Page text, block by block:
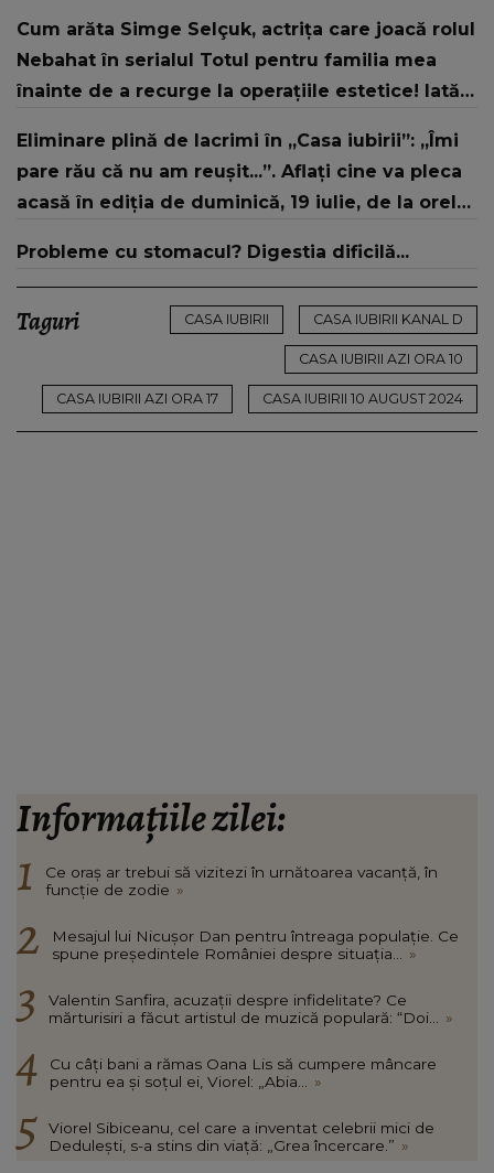
strategic de..."
Cum arăta Simge Selçuk, actrița care joacă rolul
Nebahat în serialul Totul pentru familia mea
înainte de a recurge la operațiile estetice! Iată
„Tinerețe rebelă”
Eliminare plină de lacrimi în „Casa iubirii”: „Îmi
pare rău că nu am reușit...”. Aflați cine va pleca
acasă în ediția de duminică, 19 iulie, de la orele
Probleme cu stomacul? Digestia dificilă...
Taguri CASA IUBIRII CASA IUBIRII KANAL D
CASA IUBIRII AZI ORA 10
CASA IUBIRII AZI ORA 17 CASA IUBIRII 10 AUGUST 2024
Informațiile zilei:
Ce oraș ar trebui să vizitezi în urnătoarea vacanță, în
funcție de zodie »
Mesajul lui Nicușor Dan pentru întreaga populație. Ce
spune președintele României despre situația...
»
Valentin Sanfira, acuzații despre infidelitate? Ce
mărturisiri a făcut artistul de muzică populară: “Doi...
»
Cu câți bani a rămas Oana Lis să cumpere mâncare
pentru ea și soțul ei, Viorel: „Abia...
»
Viorel Sibiceanu, cel care a inventat celebrii mici de
Dedulești, s-a stins din viață: „Grea încercare.” »